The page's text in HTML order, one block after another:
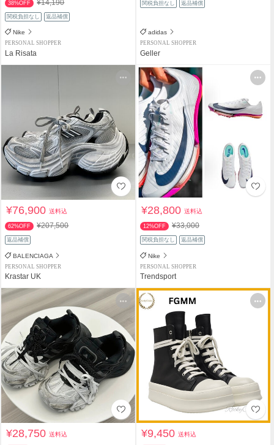
38%OFF ¥14,190
関税負担なし 返品補償
Nike
PERSONAL SHOPPER
La Risata
関税負担なし 返品補償
adidas
PERSONAL SHOPPER
Geller
¥76,900送料込
62%OFF ¥207,500
返品補償
BALENCIAGA
PERSONAL SHOPPER
Krastar UK
¥28,800送料込
12%OFF ¥33,000
関税負担なし 返品補償
Nike
PERSONAL SHOPPER
Trendsport
¥28,750送料込 ¥9,450送料込